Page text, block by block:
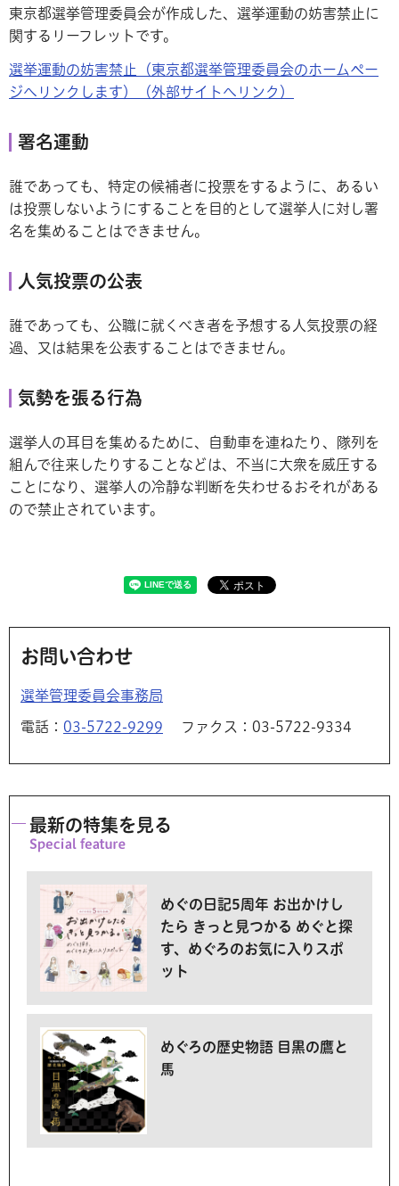
東京都選挙管理委員会が作成した、選挙運動の妨害禁止に
関するリーフレットです。
選挙運動の妨害禁止（東京都選挙管理委員会のホームペー
ジへリンクします）（外部サイトへリンク）
署名運動
誰であっても、特定の候補者に投票をするように、あるい
は投票しないようにすることを目的として選挙人に対し署
名を集めることはできません。
人気投票の公表
誰であっても、公職に就くべき者を予想する人気投票の経
過、又は結果を公表することはできません。
気勢を張る行為
選挙人の耳目を集めるために、自動車を連ねたり、隊列を
組んで往来したりすることなどは、不当に大衆を威圧する
ことになり、選挙人の冷静な判断を失わせるおそれがある
ので禁止されています。
お問い合わせ
選挙管理委員会事務局
電話： 03-5722-9299 ファクス：03-5722-9334
最新の特集を見る
めぐの日記5周年 お出かけし
たら きっと見つかる めぐと探
す、めぐろのお気に入りスポ
ット
めぐろの歴史物語 目黒の鷹と
馬